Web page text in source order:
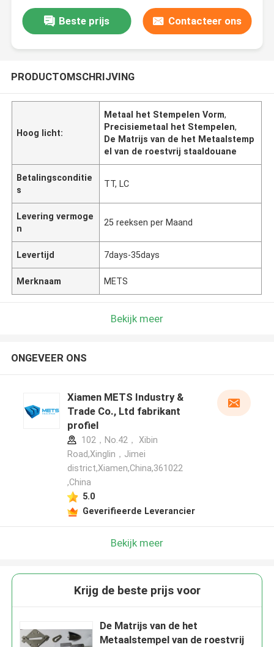
Beste prijs Contacteer ons
PRODUCTOMSCHRIJVING
Hoog licht:
Metaal het Stempelen Vorm,
Precisiemetaal het Stempelen,
De Matrijs van de het Metaalstemp
el van de roestvrij staaldouane
Betalingsconditie
s
TT, LC
Levering vermoge
n
25 reeksen per Maand
Levertijd 7days-35days
Merknaam METS
Bekijk meer
ONGEVEER ONS
Xiamen METS Industry &
Trade Co., Ltd fabrikant
profiel
102，No.42， Xibin
Road,Xinglin，Jimei
district,Xiamen,China,361022
,China
5.0
Geverifieerde Leverancier
Bekijk meer
Krijg de beste prijs voor
De Matrijs van de het
Metaalstempel van de roestvrij